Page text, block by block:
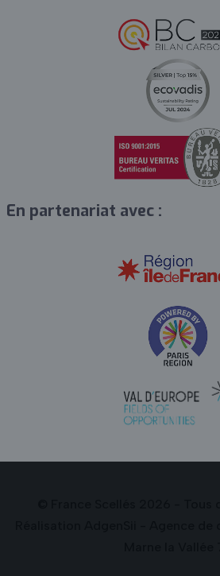
En partenariat avec :
- Agence de